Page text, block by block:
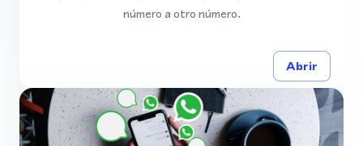
número a otro número.
Abrir